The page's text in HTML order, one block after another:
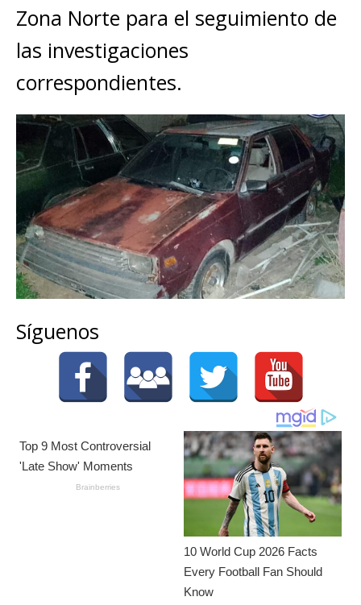
Zona Norte para el seguimiento de
las investigaciones
correspondientes.
Síguenos